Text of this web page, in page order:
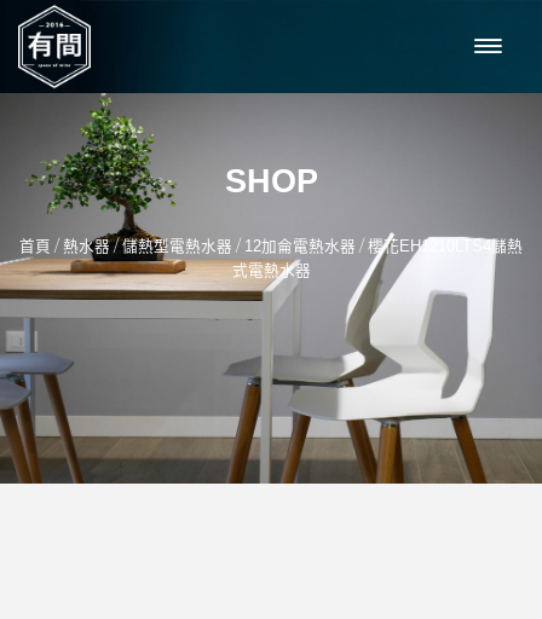
SHOP
首頁 / 熱水器/儲熱型電熱水器 / 12加侖電熱水器 / 櫻花EH1210LTS4儲熱
式電熱水器